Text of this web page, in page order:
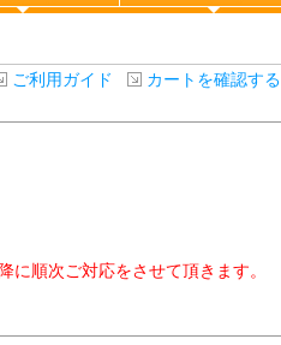
ご利用ガイド カートを確認する
順次ご対応をさせて頂きます。